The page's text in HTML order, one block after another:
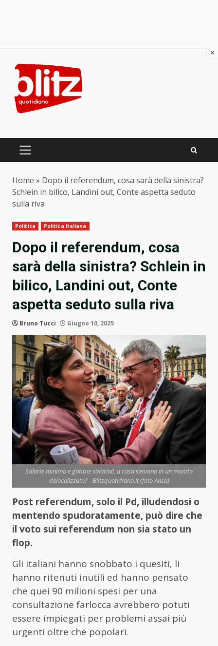
content
PRIMARY
Home » Dopo il referendum, cosa sarà della sinistra?
Schlein in bilico, Landini out, Conte aspetta seduto
sulla riva
Politica Politica Italiana
Dopo il referendum, cosa
sarà della sinistra? Schlein in
bilico, Landini out, Conte
aspetta seduto sulla riva
Bruno Tucci Giugno 10, 2025
Salario minimo e gabbie salariali, a cosa servono in un mondo
delocalizzato? - Blitzquotidiano.it (foto Ansa)
Post referendum, solo il Pd, illudendosi o
mentendo spudoratamente, può dire che
il voto sui referendum non sia stato un
flop.
Gli italiani hanno snobbato i quesiti, li
hanno ritenuti inutili ed hanno pensato
che quei 90 milioni spesi per una
consultazione farlocca avrebbero potuti
essere impiegati per problemi assai più
urgenti oltre che popolari.
×